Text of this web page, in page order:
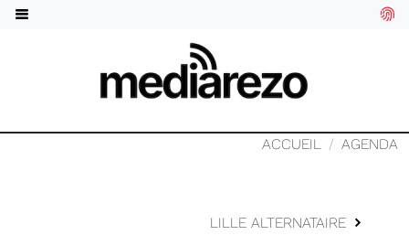
ACCUEIL AGENDA
LILLE ALTERNATAIRE